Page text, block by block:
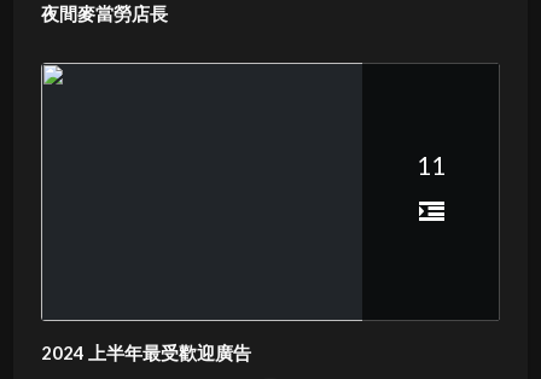
夜間麥當勞店長
11
2024 上半年最受歡迎廣告